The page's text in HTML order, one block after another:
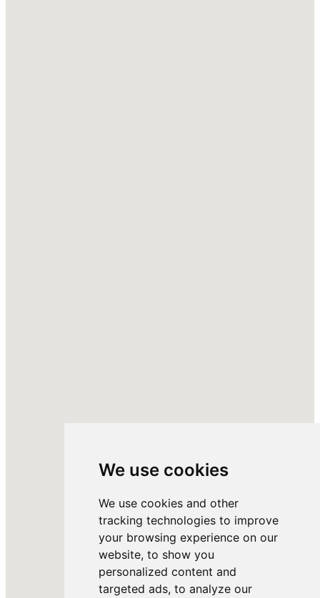
We use cookies
We use cookies and other
tracking technologies to improve
your browsing experience on our
website, to show you
personalized content and
targeted ads, to analyze our